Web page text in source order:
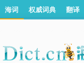
海词 权威词典 翻译